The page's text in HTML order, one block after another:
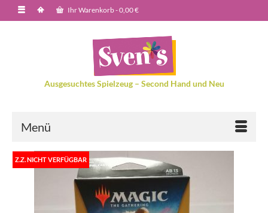
Ihr Warenkorb-0,00€
Ausgesuchtes Spielzeug – Second Hand und Neu
Menü
Z.Z. NICHT VERFÜGBAR